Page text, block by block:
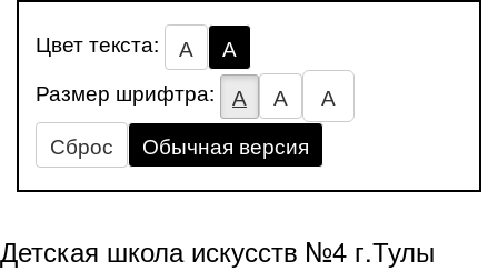
Цвет текста: А
А
Размер шрифтра:
А А
А
Сброс
Обычная версия
Детская школа искусств №4 г.Тулы